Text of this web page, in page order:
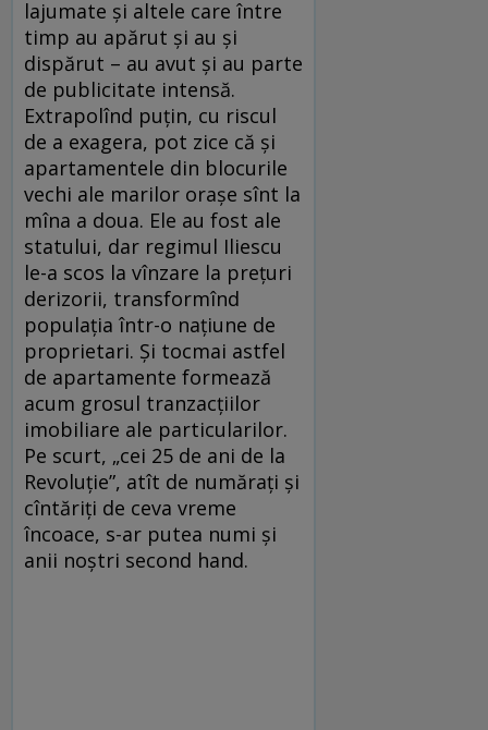
lajumate şi altele care între
timp au apărut şi au şi
dispărut – au avut şi au parte
de publicitate intensă.
Extrapolînd puţin, cu riscul
de a exagera, pot zice că şi
apartamentele din blocurile
vechi ale marilor oraşe sînt la
mîna a doua. Ele au fost ale
statului, dar regimul Iliescu
le-a scos la vînzare la preţuri
derizorii, transformînd
populaţia într-o naţiune de
proprietari. Şi tocmai astfel
de apartamente formează
acum grosul tranzacţiilor
imobiliare ale particularilor.
Pe scurt, „cei 25 de ani de la
Revoluţie”, atît de număraţi şi
cîntăriţi de ceva vreme
încoace, s-ar putea numi şi
anii noştri second hand.